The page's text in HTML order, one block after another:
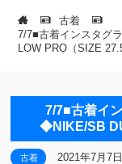
古着
7/7■古着インスタグ
LOW PRO（SIZE
7/7■古着イ
◆NIKE/SB
古着 2021年7月7日